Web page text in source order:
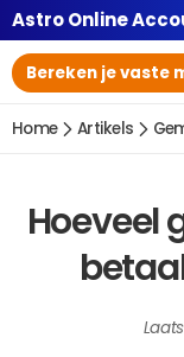
Astro Online
Bereken je vaste
Home Artikels
Hoeveel